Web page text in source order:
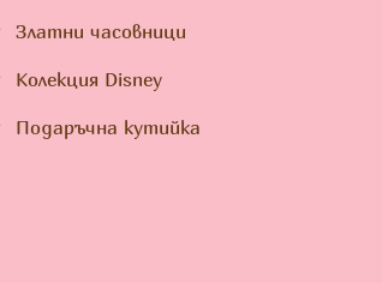
Златни часовници
Колекция Disney
Подаръчна кутийка